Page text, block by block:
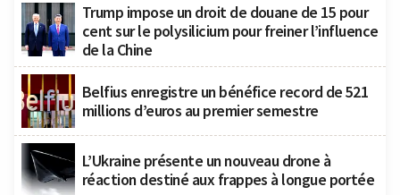
Trump impose un droit de douane de 15 pour
cent sur le polysilicium pour freiner l’influence
de la Chine
Belfius enregistre un bénéfice record de 521
millions d’euros au premier semestre
L’Ukraine présente un nouveau drone à
réaction destiné aux frappes à longue portée